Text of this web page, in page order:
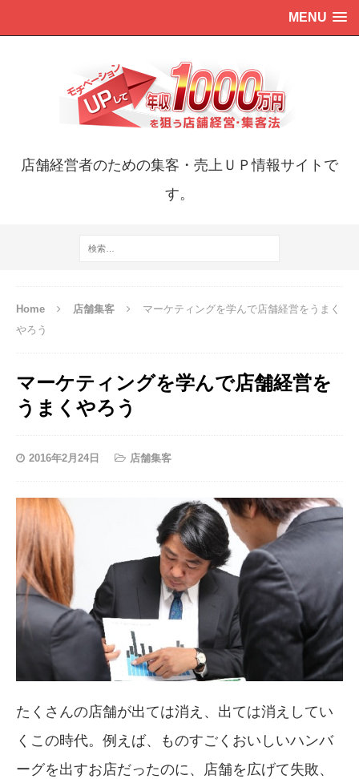
MENU
店舗経営者のための集客・売上ＵＰ情報サイトで
す。
Home 店舗集客
マーケティングを学んで店舗経営をうまく
やろう
マーケティングを学んで店舗経営を
うまくやろう
2016年2月24日 店舗集客
たくさんの店舗が出ては消え、出ては消えしてい
くこの時代。例えば、ものすごくおいしいハンバ
ーグを出すお店だったのに、店舗を広げて失敗、